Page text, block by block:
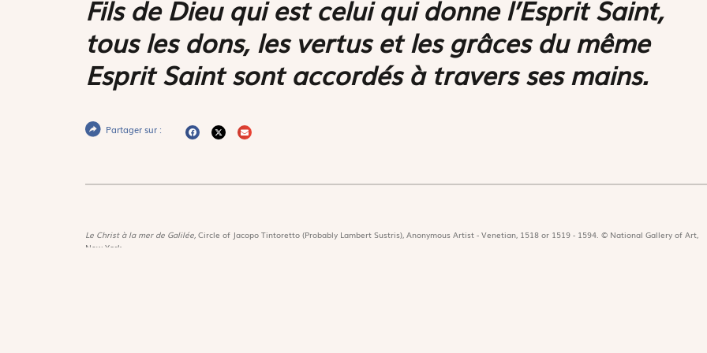
Fils de Dieu qui est celui qui donne l’Esprit Saint,
tous les dons, les vertus et les grâces du même
Esprit Saint sont ­accordés à travers ses mains.
Partager sur :
Le Christ à la mer de Galilée, Circle of Jacopo Tintoretto (Probably Lambert Sustris), Anonymous Artist - Venetian, 1518 or 1519 - 1594. © National Gallery of Art,
New-York